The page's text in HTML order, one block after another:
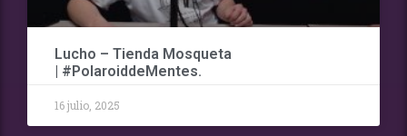
Lucho – Tienda Mosqueta
| #PolaroiddeMentes.
16 julio, 2025